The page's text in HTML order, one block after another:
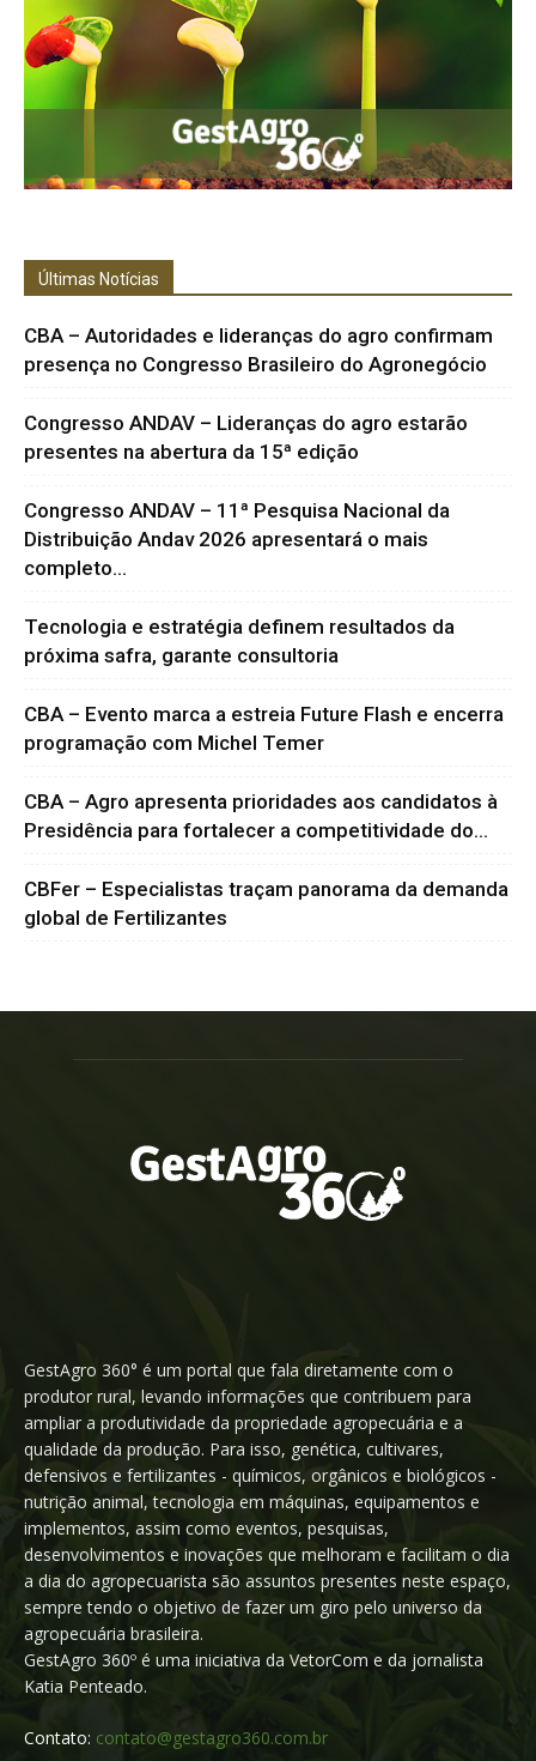
Últimas Notícias
CBA – Autoridades e lideranças do agro confirmam
presença no Congresso Brasileiro do Agronegócio
Congresso ANDAV – Lideranças do agro estarão
presentes na abertura da 15ª edição
Congresso ANDAV – 11ª Pesquisa Nacional da
Distribuição Andav 2026 apresentará o mais
completo...
Tecnologia e estratégia definem resultados da
próxima safra, garante consultoria
CBA – Evento marca a estreia Future Flash e encerra
programação com Michel Temer
CBA – Agro apresenta prioridades aos candidatos à
Presidência para fortalecer a competitividade do...
CBFer – Especialistas traçam panorama da demanda
global de Fertilizantes
GestAgro 360° é um portal que fala diretamente com o
produtor rural, levando informações que contribuem para
ampliar a produtividade da propriedade agropecuária e a
qualidade da produção. Para isso, genética, cultivares,
defensivos e fertilizantes - químicos, orgânicos e biológicos -
nutrição animal, tecnologia em máquinas, equipamentos e
implementos, assim como eventos, pesquisas,
desenvolvimentos e inovações que melhoram e facilitam o dia
a dia do agropecuarista são assuntos presentes neste espaço,
sempre tendo o objetivo de fazer um giro pelo universo da
agropecuária brasileira.
GestAgro 360º é uma iniciativa da VetorCom e da jornalista
Katia Penteado.
Contato: contato@gestagro360.com.br